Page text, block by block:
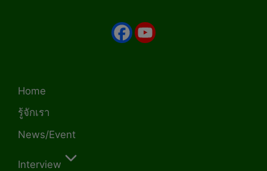
Home
รู้จักเรา
News/Event
Interview